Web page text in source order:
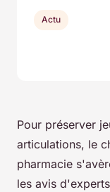
Pour préserver
articulations, le
pharmacie
les avis
Actu